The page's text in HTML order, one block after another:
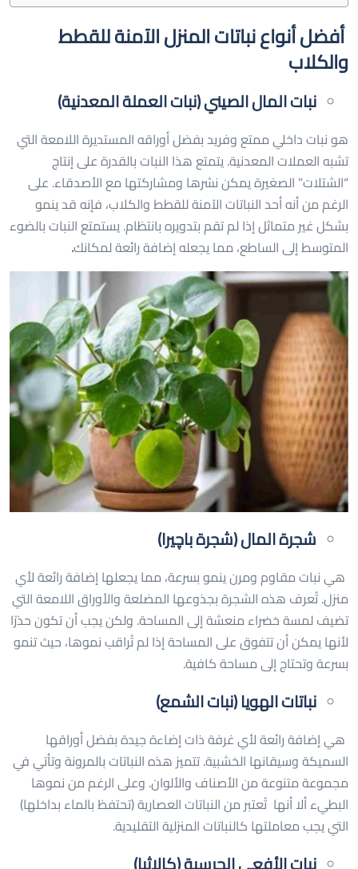
أفضل أنواع نباتات المنزل الآمنة للقطط
والكلاب
نبات المال الصيني (نبات العملة المعدنية)
هو نبات داخلي ممتع وفريد بفضل أوراقه المستديرة اللامعة التي
تشبه العملات المعدنية. يتمتع هذا النبات بالقدرة على إنتاج
“الشتلات” الصغيرة يمكن نشرها ومشاركتها مع الأصدقاء. على
الرغم من أنه أحد النباتات الآمنة للقطط والكلاب، فإنه قد ينمو
بشكل غير متماثل إذا لم تقم بتدويره بانتظام. يستمتع النبات بالضوء
المتوسط إلى الساطع، مما يجعله إضافة رائعة لمكانك.
شجرة المال (شجرة باچيرا)
هي نبات مقاوم ومرن ينمو بسرعة، مما يجعلها إضافة رائعة لأي
منزل. تُعرف هذه الشجرة بجذوعها المضلعة والأوراق اللامعة التي
تضيف لمسة خضراء منعشة إلى المساحة. ولكن يجب أن تكون حذرًا
لأنها يمكن أن تتفوق على المساحة إذا لم تُراقب نموها، حيث تنمو
بسرعة وتحتاج إلى مساحة كافية.
نباتات الهويا (نبات الشمع)
هي إضافة رائعة لأي غرفة ذات إضاءة جيدة بفضل أوراقها
السميكة وسيقانها الخشبية. تتميز هذه النباتات بالمرونة وتأتي في
مجموعة متنوعة من الأصناف والألوان. وعلى الرغم من نموها
البطيء ألا أنها تُعتبر من النباتات العصارية (تحتفظ بالماء بداخلها)
التي يجب معاملتها كالنباتات المنزلية التقليدية.